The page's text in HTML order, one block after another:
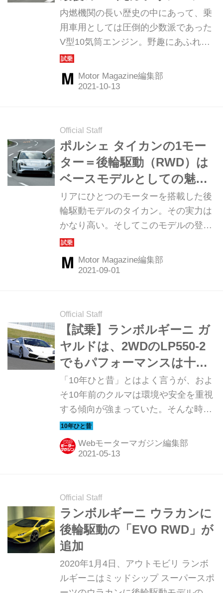
ジンモデルか
内燃機関の長い歴史の中にあって、乗
用車用としては圧倒的少数派であった
V型10気筒エンジン。野趣にあふれる
も複雑なハーモニーが、ドライバーを
陶酔の極みへと導く。（Motor
Magazine2021年11月号より）
Motor Magazine編集部
Official Staff
ポルシェ タイカンの1モー
ター＝後輪駆動（RWD）は
ベースモデルとしての魅力
が多い
リアにひとつのモーターを搭載した後
輪駆動モデルのタイカン。その実力は
かなり高い。そしてこのモデルの登場
でさらに、タイカンシリーズの魅力の
幅が広がったと言える。（Motor
Magazine2021年10月号より）
Motor Magazine編集部
Official Staff
【試乗】ランボルギーニ ガ
ヤルドは、2WDのLP550-2
でもパフォーマンスは十分
以上に味わえた【10年ひと
昔の新車】
「10年ひと昔」とはよく言うが、およ
そ10年前のクルマは環境や安全を重視
する傾向が強まっていた。そんな時代
のニューモデル試乗記を当時の記事と
写真で紹介していこう。今回は、ラン
ボルギーニ ガヤルドだ。
Webモーターマガジン編集部
Official Staff
ランボルギーニ ウラカンに
後輪駆動の「EVO RWD」が
追加
2020年1月4日、アウトモビリ ランボ
ルギーニはミッドシップ スーパースポ